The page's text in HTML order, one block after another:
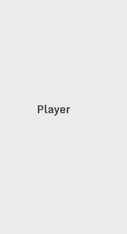
Player